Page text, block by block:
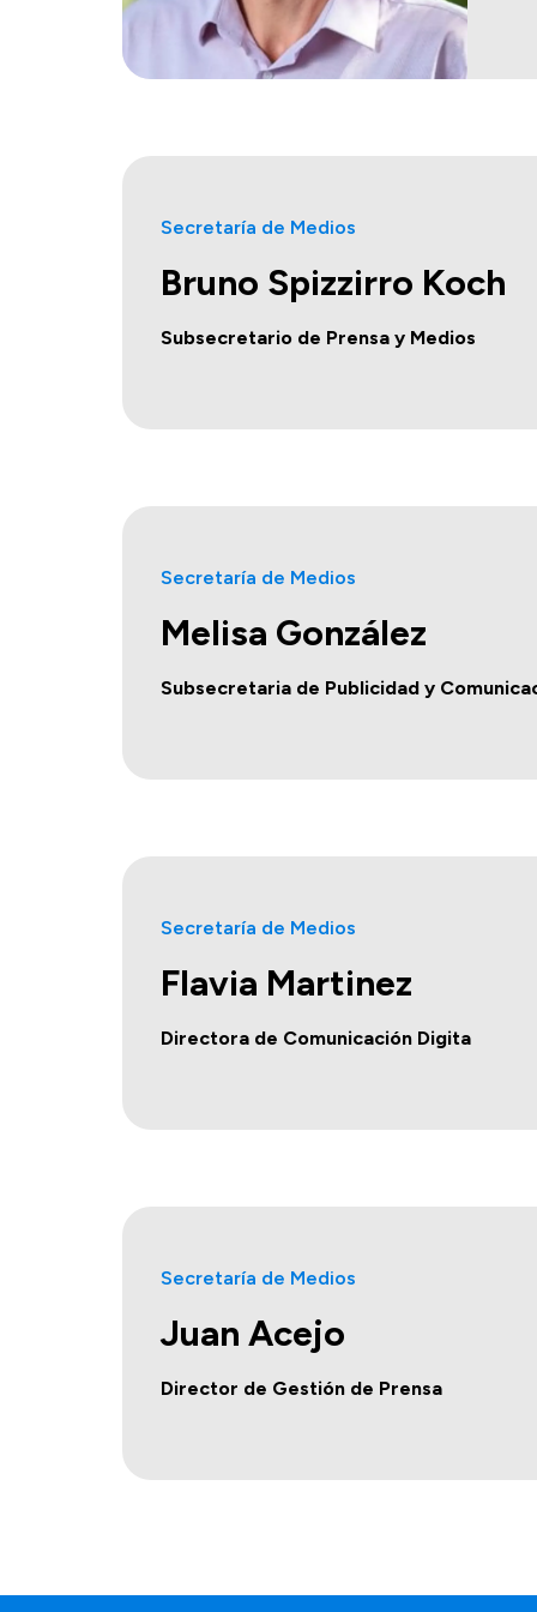
Secretaría de Medios
Bruno Spizzirro Koch
Subsecretario de Prensa y Medios
Secretaría de Medios
Melisa González
Subsecretaria de Publicidad y
Secretaría de Medios
Flavia Martinez
Directora de Comunicación Digita
Secretaría de Medios
Juan Acejo
Director de Gestión de Prensa